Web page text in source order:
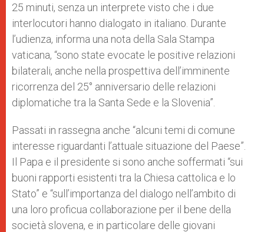
25 minuti, senza un interprete visto che i due
interlocutori hanno dialogato in italiano. Durante
l’udienza, informa una nota della Sala Stampa
vaticana, “sono state evocate le positive relazioni
bilaterali, anche nella prospettiva dell’imminente
ricorrenza del 25° anniversario delle relazioni
diplomatiche tra la Santa Sede e la Slovenia”.
Passati in rassegna anche “alcuni temi di comune
interesse riguardanti l’attuale situazione del Paese”.
Il Papa e il presidente si sono anche soffermati “sui
buoni rapporti esistenti tra la Chiesa cattolica e lo
Stato” e “sull’importanza del dialogo nell’ambito di
una loro proficua collaborazione per il bene della
società slovena, e in particolare delle giovani